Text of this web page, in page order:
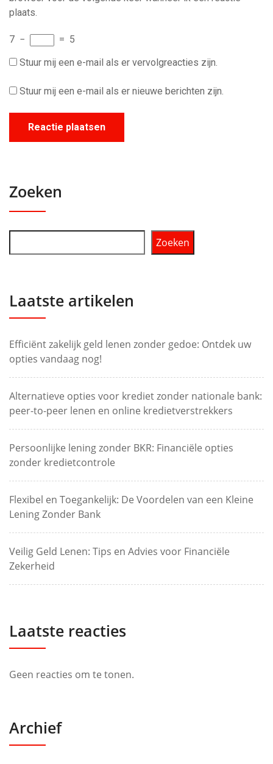
plaats.
7 − = 5
Stuur mij een e-mail als er vervolgreacties zijn.
Stuur mij een e-mail als er nieuwe berichten zijn.
Zoeken
Zoeken
Laatste artikelen
Efficiënt zakelijk geld lenen zonder gedoe: Ontdek uw
opties vandaag nog!
Alternatieve opties voor krediet zonder nationale bank:
peer-to-peer lenen en online kredietverstrekkers
Persoonlijke lening zonder BKR: Financiële opties
zonder kredietcontrole
Flexibel en Toegankelijk: De Voordelen van een Kleine
Lening Zonder Bank
Veilig Geld Lenen: Tips en Advies voor Financiële
Zekerheid
Laatste reacties
Geen reacties om te tonen.
Archief